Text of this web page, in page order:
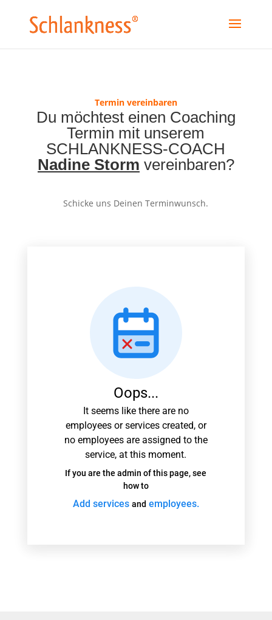
Termin vereinbaren
Du möchtest einen Coaching
Termin mit unserem
SCHLANKNESS-COACH
Nadine Storm vereinbaren?
Schicke uns Deinen Terminwunsch.
Oops...
It seems like there are no
employees or services created, or
no employees are assigned to the
service, at this moment.
If you are the admin of this page, see
how to
Add services and employees.